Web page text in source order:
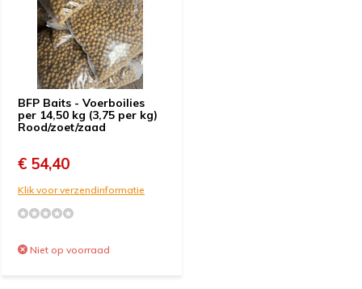
BFP Baits - Voerboilies
per 14,50 kg (3,75 per kg)
Rood/zoet/zaad
€ 54,40
Klik voor verzendinformatie
Niet op voorraad